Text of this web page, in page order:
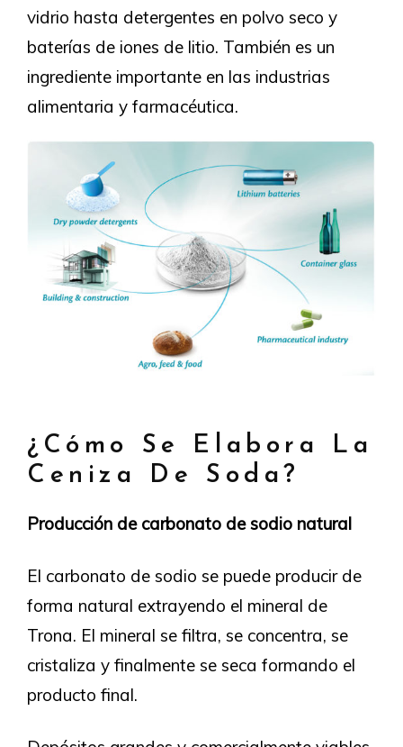
vidrio hasta detergentes en polvo seco y
baterías de iones de litio. También es un
ingrediente importante en las industrias
alimentaria y farmacéutica.
¿Cómo Se Elabora La
Ceniza De Soda?
Producción de carbonato de sodio natural
El carbonato de sodio se puede producir de
forma natural extrayendo el mineral de
Trona. El mineral se filtra, se concentra, se
cristaliza y finalmente se seca formando el
producto final.